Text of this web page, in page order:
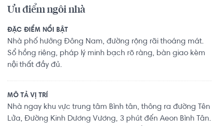
Ưu điểm ngôi nhà
ĐẶC ĐIỂM NỔI BẬT
Nhà phố hướng Đông Nam, đường rộng rãi thoáng mát.
Sổ hồng riêng, pháp lý minh bạch rõ ràng, bàn giao kèm
nội thất đầy đủ.
MÔ TẢ VỊ TRÍ
Nhà ngay khu vực trung tâm Bình tân, thông ra đường Tên
Lửa, Đường Kinh Dương Vương, 3 phút đến Aeon Bình Tân.